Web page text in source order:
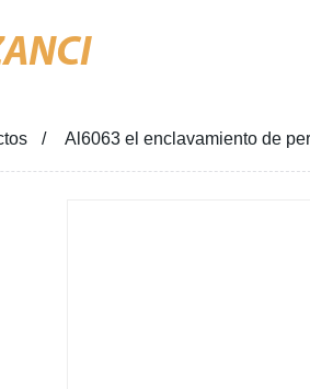
Al6063 el enclavamiento de